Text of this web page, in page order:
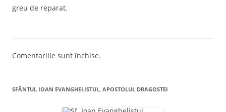
greu de reparat.
Comentariile sunt închise.
SFÂNTUL IOAN EVANGHELISTUL, APOSTOLUL DRAGOSTEI